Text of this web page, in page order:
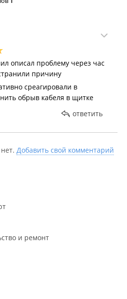
описал проблему через час
причину
среагировали в
обрыв кабеля в щитке
ответить
Добавить свой комментарий
и ремонт